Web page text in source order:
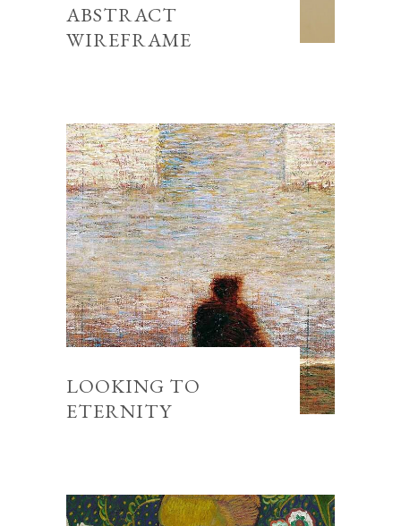
ABSTRACT
WIREFRAME
LOOKING TO
ETERNITY